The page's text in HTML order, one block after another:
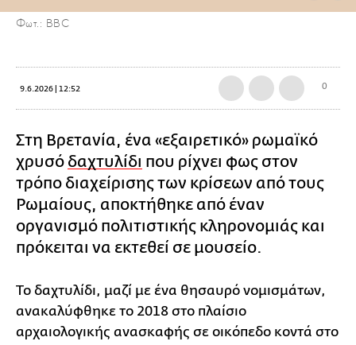
Φωτ.: BBC
9.6.2026 | 12:52 0
Στη Βρετανία, ένα «εξαιρετικό» ρωμαϊκό
χρυσό δαχτυλίδι που ρίχνει φως στον
τρόπο διαχείρισης των κρίσεων από τους
Ρωμαίους, αποκτήθηκε από έναν
οργανισμό πολιτιστικής κληρονομιάς και
πρόκειται να εκτεθεί σε μουσείο.
Το δαχτυλίδι, μαζί με ένα θησαυρό νομισμάτων,
ανακαλύφθηκε το 2018 στο πλαίσιο
αρχαιολογικής ανασκαφής σε οικόπεδο κοντά στο